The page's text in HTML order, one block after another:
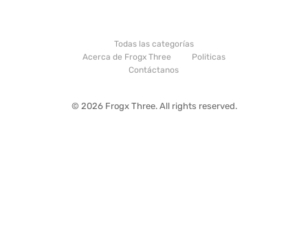
Todas las categorías
Acerca de Frogx Three
Politicas
Contáctanos
© 2026 Frogx Three. All rights reserved.